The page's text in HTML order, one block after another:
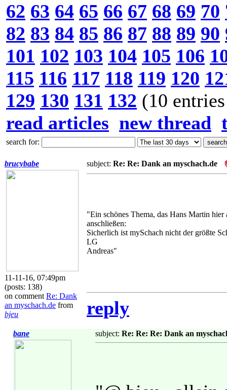
62 63 64 65 66 67 68 69 70
82 83 84 85 86 87 88 89 90
101 102 103 104 105 106
115 116 117 118 119 120
129 130 131 132 (10
read articles new thread
search for:
brucybabe
11-11-16, 07:49pm
(posts: 138)
on comment Re: Dank
an myschach.de from
bjeu
subject: Re: Re: Dank an myschach.de
"Ein schönes Thema, das Hans Martin
anschließen:
Sicherlich ist mySchach nicht der größte
LG
Andreas"
reply
bane subject: Re: Re: Re: Dank an